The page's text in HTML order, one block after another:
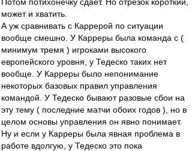
может и хватить.
А уж сравнивать с Каррерой по ситуации
вообще смешно. У Карреры была команда с (
минимум тремя ) игроками высокого
европейского уровня, у Тедеско таких нет
вообще. У Карреры было непонимание
некоторых базовых правил управления
командой. У Тедеско бывают разовые сбои на
эту тему ( последние матчи обоих годов ), но в
целом основы управления он явно понимает.
Ну и если у Карреры была явная проблема в
работе вдолгую, у Тедеско это пока